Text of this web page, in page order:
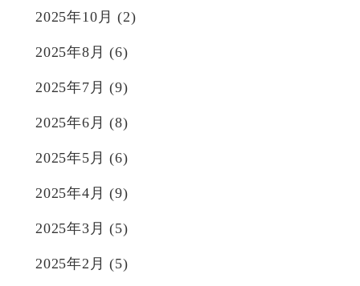
2025年10月 (2)
2025年8月 (6)
2025年7月 (9)
2025年6月 (8)
2025年5月 (6)
2025年4月 (9)
2025年3月 (5)
2025年2月 (5)